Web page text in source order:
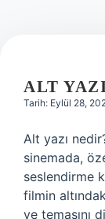
ALT
Tarih: Eylül 28,
Alt yazı
sinemada,
seslendirme
filmin
ve temasını